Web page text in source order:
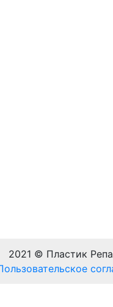
2021 © Пластик